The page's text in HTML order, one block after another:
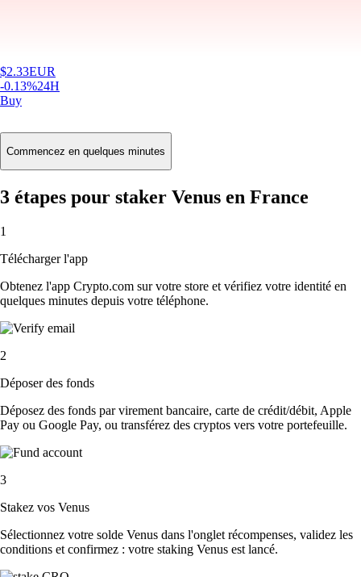
$2.33EUR
-0.13%24H
Buy
Commencez en quelques minutes
3 étapes pour staker Venus en France
1
Télécharger l'app
Obtenez l'app Crypto.com sur votre store et vérifiez votre identité en
quelques minutes depuis votre téléphone.
2
Déposer des fonds
Déposez des fonds par virement bancaire, carte de crédit/débit, Apple
Pay ou Google Pay, ou transférez des cryptos vers votre portefeuille.
3
Stakez vos Venus
Sélectionnez votre solde Venus dans l'onglet récompenses, validez les
conditions et confirmez : votre staking Venus est lancé.